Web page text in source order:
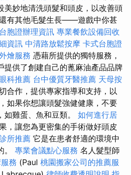
美妙地清洗頭髮和頭皮，以改善頭
有其他毛髮生長——遊戲中你甚
胞證辦理資訊 專業餐飲設備回收
資訊 中清路放鬆按摩 卡式台胞證
燴服務 憑藉所提供的獨特服務，
提供了創建自己的蓖麻油產品品牌
科推薦 台中優質牙醫推薦 天母按
合作，提供專家指導和支持，以
如果你想讓頭髮強健健康，不要
雞蛋、魚和豆類。 如何進行居
，讓您為更密集的手術做好頭皮
所推薦 它是在患者舒適的環境中
。 專業會議點心服務 名人髮型師
務 (Paul 桃園搬家公司的推薦服